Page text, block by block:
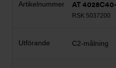
AT 4028C40-
RSK 5037200
C2-målning